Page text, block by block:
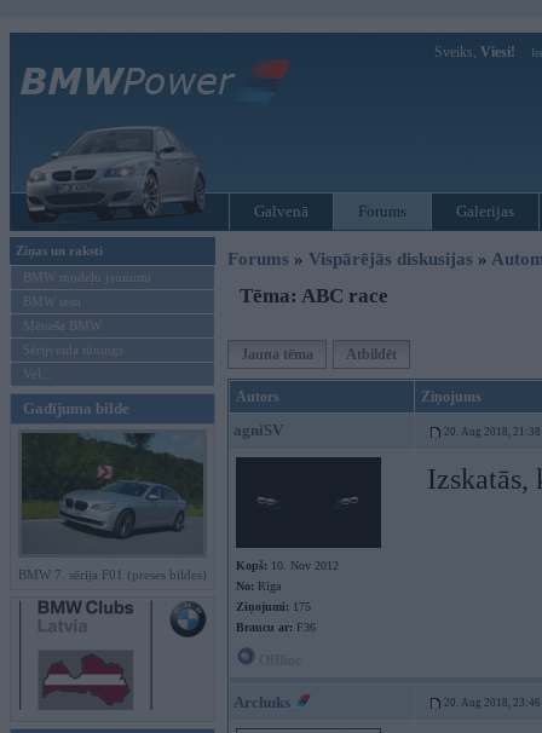
Sveiks, Viesi!
Galvenā Forums Galerijas
Ziņas un raksti
BMW modeļu jaunumi
BMW testi
Mēneša BMW
Sērijveida tūnings
Vel...
Gadījuma bilde
BMW 7. sērija F01 (preses bildes)
Forums » Vispārējās diskusijas »
Tēma: ABC race
Jauna tēma Atbildēt
Autors Ziņojums
agniSV 20. Aug 2018, 21:38
Kopš: 10. Nov 2012
No: Rīga
Ziņojumi: 175
Braucu ar: F36
Izskatās,
Archuks 20. Aug 2018, 23:46